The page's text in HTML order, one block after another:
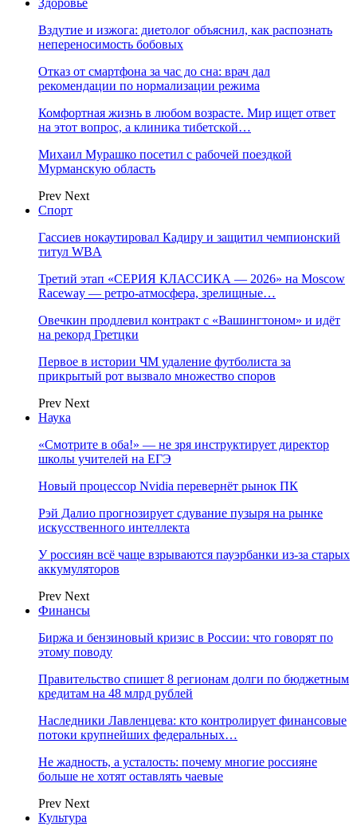
Здоровье
Вздутие и изжога: диетолог объяснил, как распознать
непереносимость бобовых
Отказ от смартфона за час до сна: врач дал
рекомендации по нормализации режима
Комфортная жизнь в любом возрасте. Мир ищет ответ
на этот вопрос, а клиника тибетской…
Михаил Мурашко посетил с рабочей поездкой
Мурманскую область
Prev Next
Спорт
Гассиев нокаутировал Кадиру и защитил чемпионский
титул WBA
Третий этап «СЕРИЯ КЛАССИКА — 2026» на Moscow
Raceway — ретро‑атмосфера, зрелищные…
Овечкин продлевил контракт с «Вашингтоном» и идёт
на рекорд Гретцки
Первое в истории ЧМ удаление футболиста за
прикрытый рот вызвало множество споров
Prev Next
Наука
«Смотрите в оба!» — не зря инструктирует директор
школы учителей на ЕГЭ
Новый процессор Nvidia перевернёт рынок ПК
Рэй Далио прогнозирует сдувание пузыря на рынке
искусственного интеллекта
У россиян всё чаще взрываются пауэрбанки из-за старых
аккумуляторов
Prev Next
Финансы
Биржа и бензиновый кризис в России: что говорят по
этому поводу
Правительство спишет 8 регионам долги по бюджетным
кредитам на 48 млрд рублей
Наследники Лавленцева: кто контролирует финансовые
потоки крупнейших федеральных…
Не жадность, а усталость: почему многие россияне
больше не хотят оставлять чаевые
Prev Next
Культура